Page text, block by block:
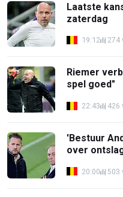
Laatste
zaterdag
19:12 274
Riemer
spel goed"
22:43 426
'Bestuur
over
20:00 503